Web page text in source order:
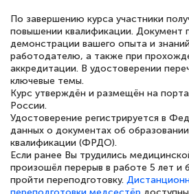
понятно! Проходила
квалификации. Ещё раз -
Елена Петрикс
Знаток города 5 уровня
11 марта 2026
Всем добрый день! Я
повышени каалификации
По завершению курса участники
повышении квалификации. Документ
демонстрации вашего опыта и
работодателю, а также при
аккредитации. В удостоверении
ключевые темы.
Курс утверждён и размещён на
России.
Удостоверение регистрируется в
данных о документах об
квалификации (ФРДО).
Если ранее Вы трудились
произошёл перерыв в работе 5 лет и
пройти переподготовку.